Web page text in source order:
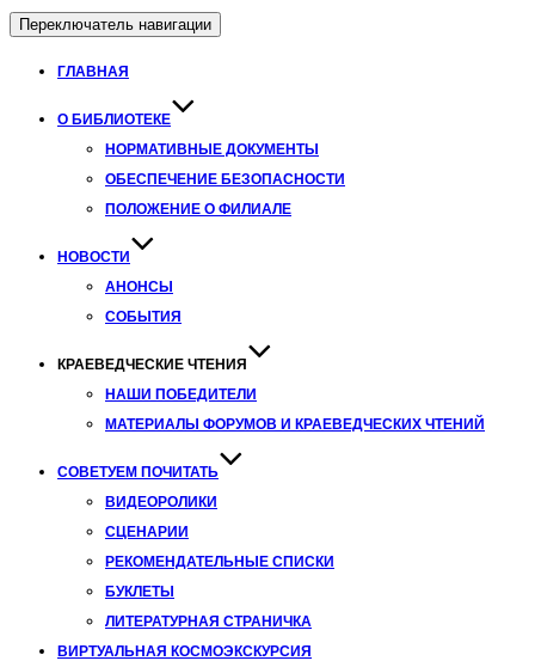
Переключатель навигации
ГЛАВНАЯ
О БИБЛИОТЕКЕ
НОРМАТИВНЫЕ ДОКУМЕНТЫ
ОБЕСПЕЧЕНИЕ БЕЗОПАСНОСТИ
ПОЛОЖЕНИЕ О ФИЛИАЛЕ
НОВОСТИ
АНОНСЫ
СОБЫТИЯ
КРАЕВЕДЧЕСКИЕ ЧТЕНИЯ
НАШИ ПОБЕДИТЕЛИ
МАТЕРИАЛЫ ФОРУМОВ И КРАЕВЕДЧЕСКИХ ЧТЕНИЙ
СОВЕТУЕМ ПОЧИТАТЬ
ВИДЕОРОЛИКИ
СЦЕНАРИИ
РЕКОМЕНДАТЕЛЬНЫЕ СПИСКИ
БУКЛЕТЫ
ЛИТЕРАТУРНАЯ СТРАНИЧКА
ВИРТУАЛЬНАЯ КОСМОЭКСКУРСИЯ